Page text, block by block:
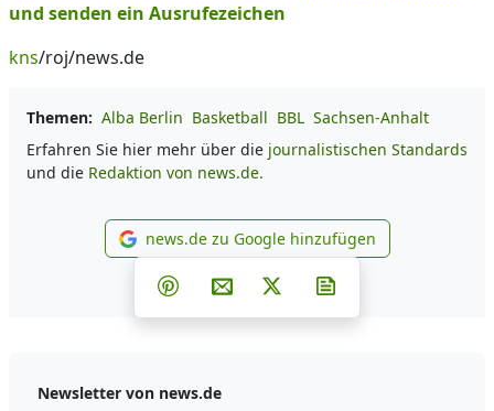
und senden ein Ausrufezeichen
kns/roj/news.de
Themen: Alba Berlin Basketball BBL Sachsen-Anhalt
Erfahren Sie hier mehr über die journalistischen Standards
und die Redaktion von news.de.
news.de zu Google
news.de zu Google hinzufügen
Teilen auf Facebook
Teilen auf Whatsapp
Teilen auf Telegram
Teilen auf Pinterest
Per E-Mail teilen
Post auf X
Newsletter von news.de